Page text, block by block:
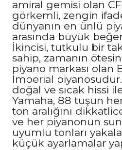
amiral gemisi olan
görkemli, zengin
dünyanın en ünlü
arasında büyük
İkincisi, tutkulu bir
sahip, zamanın
piyano markası olan
Imperial
doğal ve sıcak hissi
Yamaha, 88 tuşun
ton aralığını
ve her piyanonun
uyumlu tonları
küçük ayarlamalar